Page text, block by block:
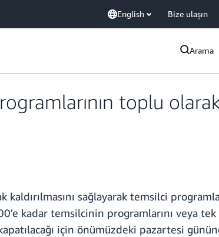
English Bize ulaşın
Arama
toplu olarak
sağlayarak temsilci
kadar temsilcinin programlarını veya
için önümüzdeki pazartesi